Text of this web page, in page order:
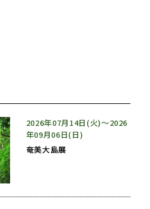
2026年07月14日(火)〜2026
年09月06日(日)
奄美大島展